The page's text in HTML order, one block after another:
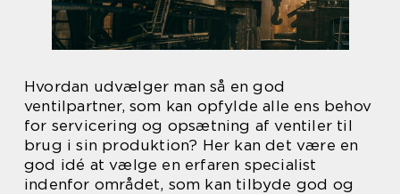
Hvordan udvælger man så en god
ventilpartner, som kan opfylde alle ens behov
for servicering og opsætning af ventiler til
brug i sin produktion? Her kan det være en
god idé at vælge en erfaren specialist
indenfor området, som kan tilbyde god og